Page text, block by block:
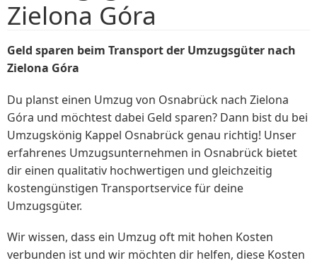
Zielona Góra
Geld sparen beim Transport der Umzugsgüter nach
Zielona Góra
Du planst einen Umzug von Osnabrück nach Zielona
Góra und möchtest dabei Geld sparen? Dann bist du bei
Umzugskönig Kappel Osnabrück genau richtig! Unser
erfahrenes Umzugsunternehmen in Osnabrück bietet
dir einen qualitativ hochwertigen und gleichzeitig
kostengünstigen Transportservice für deine
Umzugsgüter.
Wir wissen, dass ein Umzug oft mit hohen Kosten
verbunden ist und wir möchten dir helfen, diese Kosten